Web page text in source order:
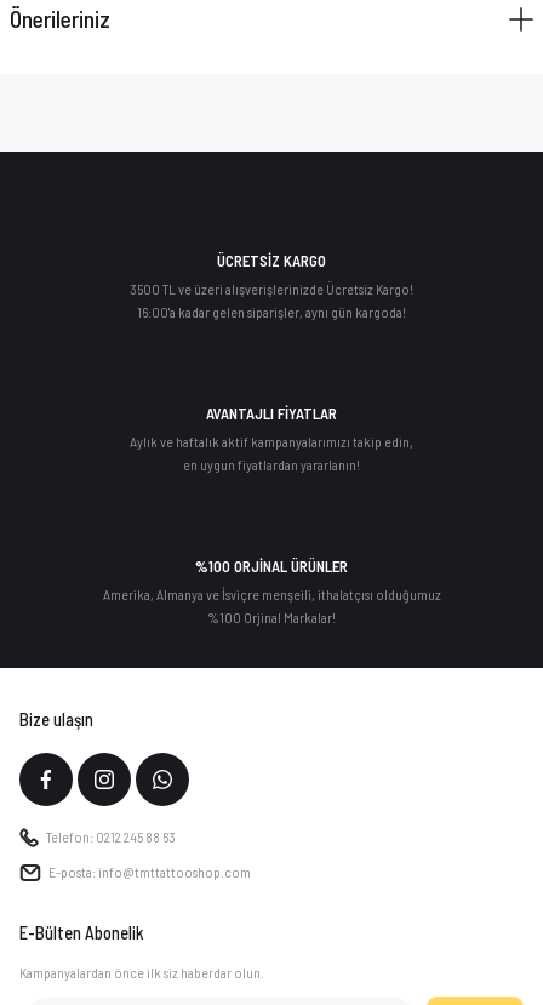
Önerileriniz
ÜCRETSİZ KARGO
3500 TL ve üzeri alışverişlerinizde Ücretsiz Kargo!
16:00'a kadar gelen siparişler, aynı gün kargoda!
AVANTAJLI FİYATLAR
Aylık ve haftalık aktif kampanyalarımızı takip edin,
en uygun fiyatlardan yararlanın!
%100 ORJİNAL ÜRÜNLER
Amerika, Almanya ve İsviçre menşeili, ithalatçısı olduğumuz
%100 Orjinal Markalar!
Bize ulaşın
Telefon: 0212 245 88 63
E-posta: info@tmttattooshop.com
E-Bülten Abonelik
Kampanyalardan önce ilk siz haberdar olun.